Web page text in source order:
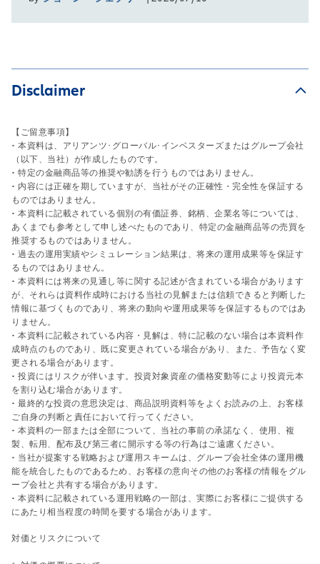
Disclaimer
【ご留意事項】
• 本資料は、アリアンツ･グローバル･インベスターズまたはグループ会社
（以下、当社）が作成したものです。
• 特定の金融商品等の推奨や勧誘を行うものではありません。
• 内容には正確を期していますが、当社がその正確性・完全性を保証する
ものではありません。
• 本資料に記載されている個別の有価証券、銘柄、企業名等については、
あくまでも参考として申し述べたものであり、特定の金融商品等の売買を
推奨するものではありません。
• 過去の運用実績やシミュレーション結果は、将来の運用成果等を保証す
るものではありません。
• 本資料には将来の見通し等に関する記述が含まれている場合があります
が、それらは資料作成時における当社の見解または信頼できると判断した
情報に基づくものであり、将来の動向や運用成果等を保証するものではあ
りません。
• 本資料に記載されている内容・見解は、特に記載のない場合は本資料作
成時点のものであり、既に変更されている場合があり、また、予告なく変
更される場合があります。
• 投資にはリスクが伴います。投資対象資産の価格変動等により投資元本
を割り込む場合があります。
• 最終的な投資の意思決定は、商品説明資料等をよくお読みの上、お客様
ご自身の判断と責任において行ってください。
• 本資料の一部または全部について、当社の事前の承諾なく、使用、複
製、転用、配布及び第三者に開示する等の行為はご遠慮ください。
• 当社が提案する戦略および運用スキームは、グループ会社全体の運用機
能を統合したものであるため、お客様の意向その他のお客様の情報をグル
ープ会社と共有する場合があります。
• 本資料に記載されている運用戦略の一部は、実際にお客様にご提供する
にあたり相当程度の時間を要する場合があります。
対価とリスクについて